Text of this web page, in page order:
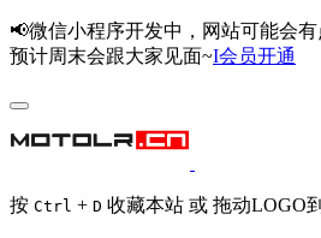
📢微信小程序开发中，网站可能会有
预计周末会跟大家见面~I会员开通
按 Ctrl + D 收藏本站 或 拖动LOGO